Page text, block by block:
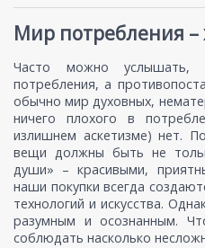
Мир потребления
Часто можно
потребления, а
обычно мир духовных,
ничего плохого в
излишнем аскетизме) нет.
вещи должны быть не
души» – красивыми,
наши покупки всегда
технологий и искусства.
разумным и осознанным.
соблюдать насколько